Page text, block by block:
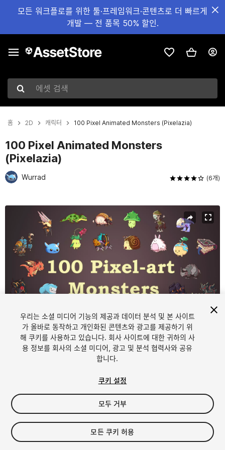
모든 워크플로를 위한 툴·프레임워크·콘텐츠로 더 빠르게
개발 — 전 품목 50% 할인.
에셋 검색
홈 2D 캐릭터 100 Pixel Animated Monsters (Pixelazia)
100 Pixel Animated Monsters
(Pixelazia)
Wurrad (6개)
현재 슬라이드: 1 / 6
1/ 6
$99.99
세금/부가세는 결제 시 반영됩니다.
우리는 소셜 미디어 기능의 제공과 데이터 분석 및 본 사이트
가 올바로 동작하고 개인화된 콘텐츠와 광고를 제공하기 위
해 쿠키를 사용하고 있습니다. 회사 사이트에 대한 귀하의 사
용 정보를 회사의 소셜 미디어, 광고 및 분석 협력사와 공유
합니다.
쿠키 설정
모두 거부
모든 쿠키 허용